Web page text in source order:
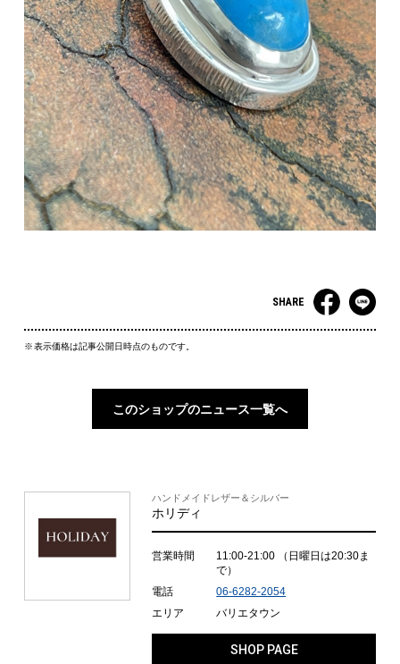
SHARE
表示価格は記事公開日時点のものです。
このショップのニュース一覧へ
ハンドメイドレザー＆シルバー
ホリディ
営業時間 11:00-21:00
（日曜日は20:30ま
で）
電話
06-6282-2054
エリア
バリエタウン
SHOP PAGE